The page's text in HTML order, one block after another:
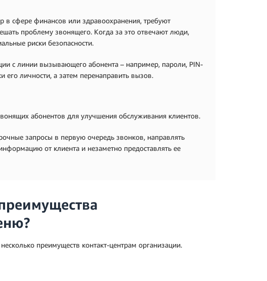
в сфере финансов или здравоохранения, требуют
проблему звонящего. Когда за это отвечают люди,
риски безопасности.
с линии вызывающего абонента – например, пароли, PIN-
личности, а затем перенаправить вызов.
абонентов для улучшения обслуживания клиентов.
запросы в первую очередь звонков, направлять
от клиента и незаметно предоставлять ее
преимуществ контакт-центрам организации.